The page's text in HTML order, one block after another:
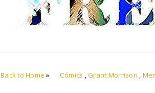
Back to Home » Cómics ,Grant Morrison ,